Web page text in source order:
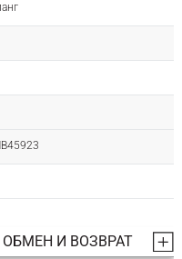
ОБМЕН И ВОЗВРАТ